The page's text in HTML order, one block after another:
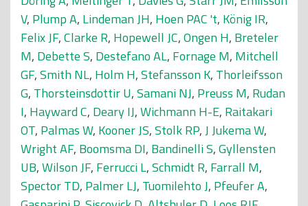
V, Plump A, Lindeman JH, Hoen PAC 't, König IR,
Felix JF,Clarke R, Hopewell JC,Ongen H, Breteler
M, Debette S, Destefano AL, Fornage M, Mitchell
GF,Smith NL, Holm H,Stefansson K, Thorleifsson
G, Thorsteinsdottir U,Samani NJ, Preuss M, Rudan
I, Hayward C, Deary IJ,Wichmann H-E, Raitakari
OT, Palmas W, Kooner JS,Stolk RP,J Jukema W,
Wright AF, Boomsma DI, Bandinelli S,Gyllensten
UB,Wilson JF, Ferrucci L,Schmidt R, Farrall M,
Spector TD, Palmer LJ, Tuomilehto J, Pfeufer A,